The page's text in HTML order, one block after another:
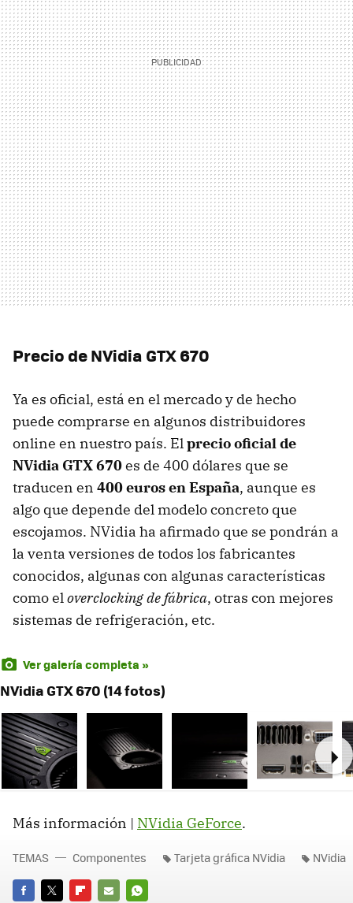
Precio de NVidiaGTX670
Ya es oficial, está en el mercado y de hecho
puede comprarse en algunos distribuidores
online en nuestro país. Elprecio oficial de
NVidia GTX670es de 400 dólares que se
traducen en 400 euros en España, aunque es
algo que depende del modelo concreto que
escojamos. NVidia ha afirmado que se pondrán a
la venta versiones de todos los fabricantes
conocidos, algunas con algunas características
como eloverclocking de fábrica, otras con mejores
sistemas de refrigeración, etc.
Ver galería completa »
NVidia GTX 670 (14 fotos)
Más información | NVidia GeForce.
TEMAS Componentes Tarjeta gráfica NVidia NVidia